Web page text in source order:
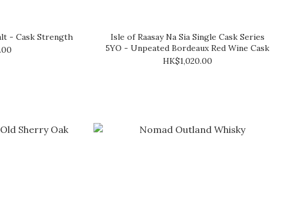
- Cask Strength
Isle of Raasay Na Sia Single Cask Series
5YO - Unpeated Bordeaux Red Wine Cask
HK$1,020.00